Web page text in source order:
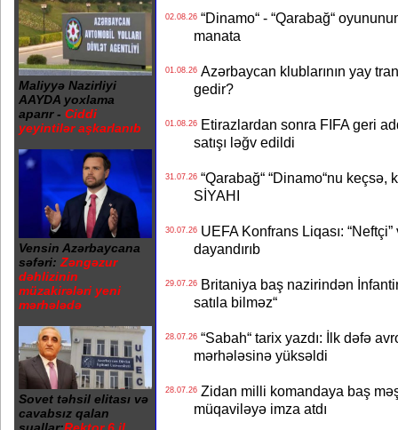
Maliyyə Nazirliyi
AAYDA yoxlama
aparır - Ciddi
yeyintilər aşkarlanıb
Vensin Azərbaycana
səfəri: Zəngəzur
dəhlizinin
müzakirələri yeni
mərhələdə
Sovet təhsil elitası və
cavabsız qalan
02.08.26“Dinamo“ - “Qarabağ“
manata
01.08.26Azərbaycan klublarının yay
gedir?
01.08.26Etirazlardan sonra FIFA geri
satışı ləğv edildi
31.07.26“Qarabağ“ “Dinamo“nu keçsə,
SİYAHI
30.07.26UEFA Konfrans Liqası: “Neftçi”
dayandırıb
29.07.26Britaniya baş nazirindən
satıla bilməz“
28.07.26“Sabah“ tarix yazdı: İlk dəfə
mərhələsinə yüksəldi
28.07.26Zidan milli komandaya baş
müqaviləyə imza atdı